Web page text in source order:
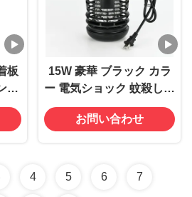
板
プ
対
15W 豪華 ブラック カラ
ー 電気ショック 蚊殺しラ
ンプ UV 395 プラグイン
バグ ザッパー
お問い合わせ
4 5 6 7